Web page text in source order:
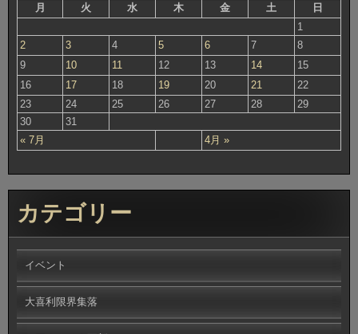
月
火 水 木 金 土 日
« 7月 4月 »
1
2
3 4 5 6 7
8
9
10 11 12 13 14
15
16
17 18 19 20 21
22
23
24 25 26 27 28
29
30
31
カテゴリー
イベント
大喜利限界集落